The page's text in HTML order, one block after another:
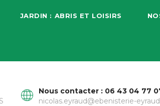
Nous contacter : 06 43 04 77
nicolas.eyraud@ebenisterie-
JARDIN : ABRIS ET LOISIRS